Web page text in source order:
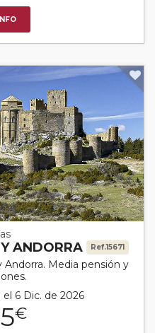
ANDORRA Ref.15671
Andorra. Media pensión y
6 Dic. de 2026
€